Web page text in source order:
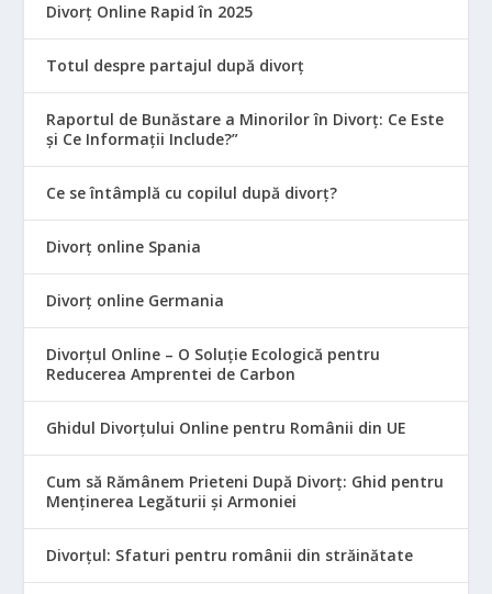
Divorț Online Rapid în 2025
Totul despre partajul după divorț
Raportul de Bunăstare a Minorilor în Divorț: Ce Este
și Ce Informații Include?”
Ce se întâmplă cu copilul după divorț?
Divorț online Spania
Divorț online Germania
Divorțul Online – O Soluție Ecologică pentru
Reducerea Amprentei de Carbon
Ghidul Divorțului Online pentru Românii din UE
Cum să Rămânem Prieteni După Divorț: Ghid pentru
Menținerea Legăturii și Armoniei
Divorțul: Sfaturi pentru românii din străinătate